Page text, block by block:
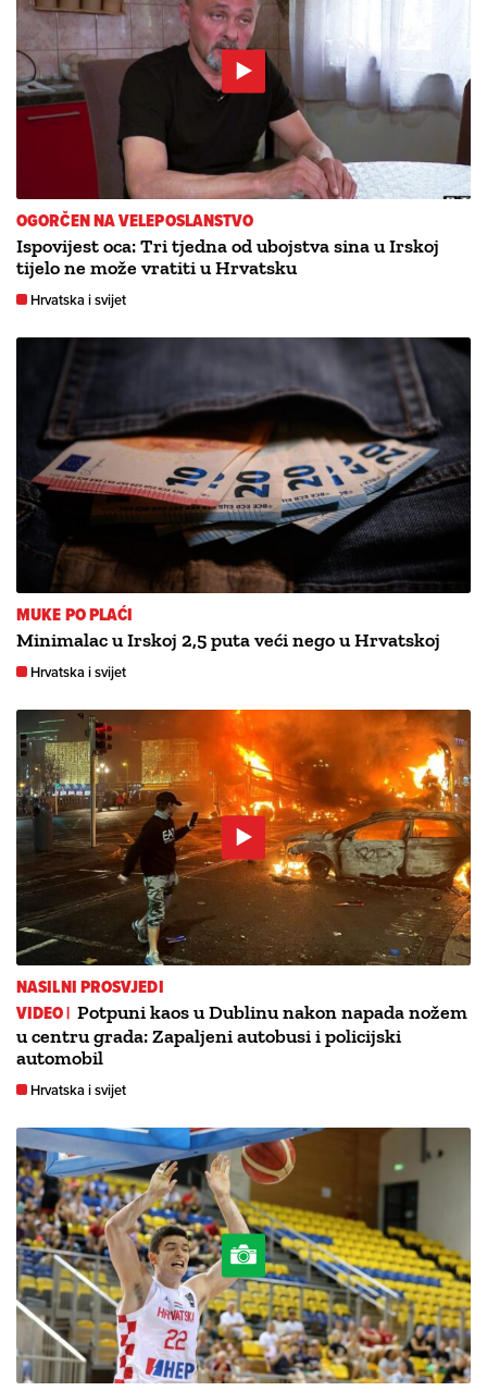
OGORČEN NA VELEPOSLANSTVO
Ispovijest oca: Tri tjedna od ubojstva sina u Irskoj
tijelo ne može vratiti u Hrvatsku
Hrvatska i svijet
MUKE PO PLAĆI
Minimalac u Irskoj 2,5 puta veći nego u Hrvatskoj
Hrvatska i svijet
NASILNI PROSVJEDI
VIDEO | Potpuni kaos u Dublinu nakon napada nožem
u centru grada: Zapaljeni autobusi i policijski
automobil
Hrvatska i svijet